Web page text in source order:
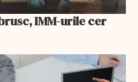
IMM-urile cer